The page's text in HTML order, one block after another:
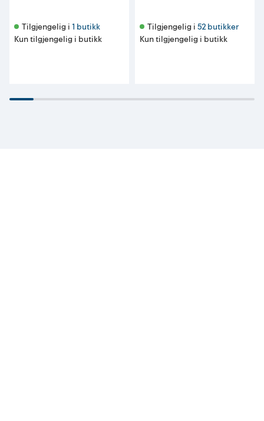
Tilgjengelig i 1 butikk
Kun tilgjengelig i butikk
Tilgjengelig i 52 butikker
Kun tilgjengelig i butikk